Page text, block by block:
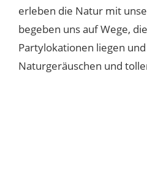
erleben die Natur mit
begeben uns auf Wege,
Partylokationen liegen
Naturgeräuschen und